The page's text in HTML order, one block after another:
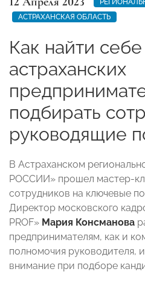
АСТРАХАНСКАЯ ОБЛАСТЬ
Как найти
астраханских
подбирать
руководящие
В Астраханском
РОССИИ» прошел мастер-
сотрудников на ключевые
Директор московского
PROF» Мария Консманова
предпринимателям, как и
полномочия руководителя,
внимание при подборе